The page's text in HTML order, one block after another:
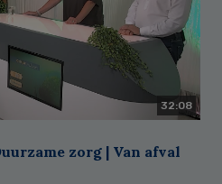
32:08
zorg | Van afval